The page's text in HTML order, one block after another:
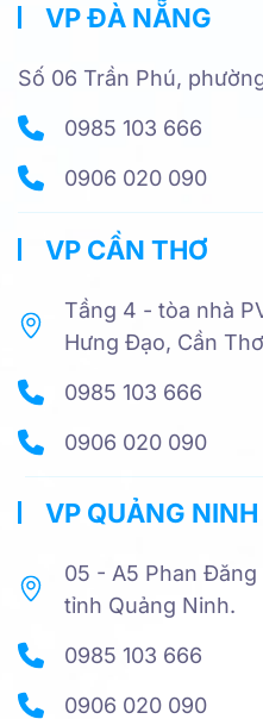
VP ĐÀ NẴNG
Số 06 Trần Phú,
0985 103 666
0906 020 090
VP CẦN THƠ
Tầng 4 - tòa nhà
Hưng Đạo, Cần
0985 103 666
0906 020 090
VP QUẢNG NINH
05 - A5 Phan
tỉnh Quảng Ninh.
0985 103 666
0906 020 090